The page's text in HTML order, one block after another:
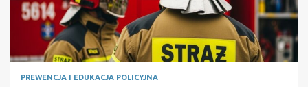
PREWENCJA I EDUKACJA POLICYJNA